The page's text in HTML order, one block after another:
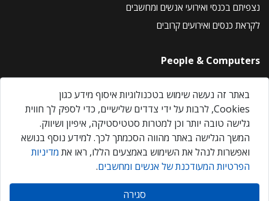
נצפיתם בכנסי ואירועי אנשים ומחשבים
לקראת כנסים ואירועים קרובים
People & Computers
About Us
Privacy Policy
Contact Us
Our Events
אנשים ומחשבים © 2026 – כל הזכויות שמורות
באתר זה נעשה שימוש בטכנולוגיות איסוף מידע כגון
Cookies, לרבות על ידי צדדים שלישיים, כדי לספק לך חווית
גלישה טובה יותר וכן למטרות סטטיסטיקה, איפיון ושיווק.
המשך הגלישה באתר מהווה הסכמתך לכך. למידע נוסף בנושא
ואפשרות לנהל את השימוש באמצעים הללו, ראו את מדיניות
הפרטיות המעודכנת של אנשים ומחשבים.
סגירה